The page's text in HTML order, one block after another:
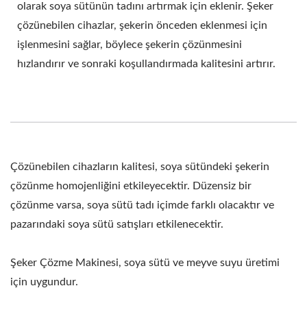
olarak soya sütünün tadını artırmak için eklenir. Şeker
çözünebilen cihazlar, şekerin önceden eklenmesi için
işlenmesini sağlar, böylece şekerin çözünmesini
hızlandırır ve sonraki koşullandırmada kalitesini artırır.
Çözünebilen cihazların kalitesi, soya sütündeki şekerin
çözünme homojenliğini etkileyecektir. Düzensiz bir
çözünme varsa, soya sütü tadı içimde farklı olacaktır ve
pazarındaki soya sütü satışları etkilenecektir.
Şeker Çözme Makinesi, soya sütü ve meyve suyu üretimi
için uygundur.